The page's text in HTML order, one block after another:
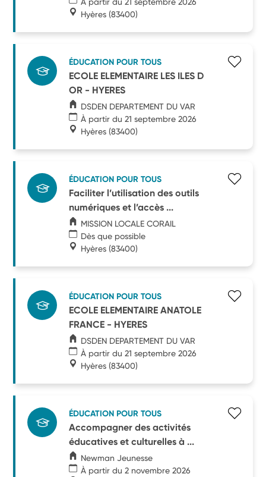
Hyères (83400)
ÉDUCATION POUR TOUS
ECOLE ELEMENTAIRE LES ILES D
OR - HYERES
DSDEN DEPARTEMENT DU VAR
À partir du 21 septembre 2026
Hyères (83400)
ÉDUCATION POUR TOUS
Faciliter l’utilisation des outils
numériques et l’accès ...
MISSION LOCALE CORAIL
Dès que possible
Hyères (83400)
ÉDUCATION POUR TOUS
ECOLE ELEMENTAIRE ANATOLE
FRANCE - HYERES
DSDEN DEPARTEMENT DU VAR
À partir du 21 septembre 2026
Hyères (83400)
ÉDUCATION POUR TOUS
Accompagner des activités
éducatives et culturelles à ...
Newman Jeunesse
À partir du 2 novembre 2026